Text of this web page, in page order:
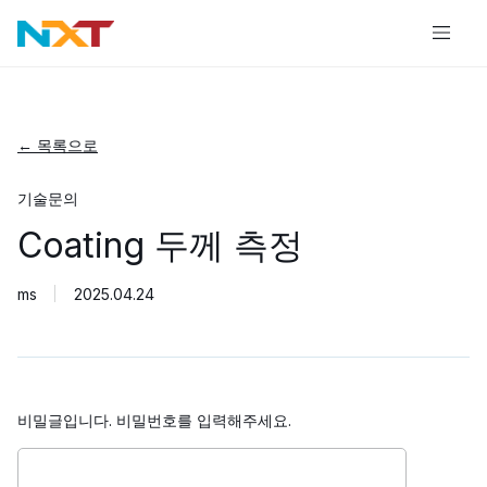
← 목록으로
기술문의
Coating 두께 측정
ms 2025.04.24
비밀글입니다. 비밀번호를 입력해주세요.